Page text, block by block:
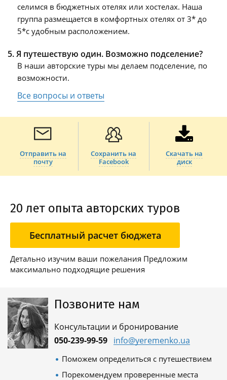
селимся в бюджетных отелях или хостелах. Наша
группа размещается в комфортных отелях от 3* до
5*с удобным расположением.
5. Я путешествую один. Возможно подселение?
В наши авторские туры мы делаем подселение, по
возможности.
Все вопросы и ответы
Отправить на
почту
Сохранить на
Facebook
Скачать на
диск
20 лет опыта авторских туров
Бесплатный расчет бюджета
Детально изучим ваши пожелания Предложим
максимально подходящие решения
Позвоните нам
Консультации и бронирование
050-239-99-59 info@yeremenko.ua
Поможем определиться с путешествием
Порекомендуем проверенные места